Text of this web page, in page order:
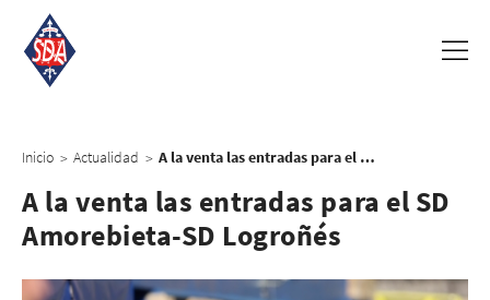
Inicio > Actualidad > A la venta las entradas para el SD Amorebieta-SD Logroñés
A la venta las entradas para el SD
Amorebieta-SD Logroñés